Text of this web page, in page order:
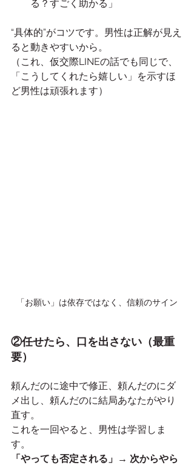
る？すごく助かる」
“具体的”がコツです。男性は正解が見え
ると動きやすいから。
（これ、仮交際LINEの話でも同じで、
「こうしてくれたら嬉しい」を示すほ
ど男性は頑張れます）
「お願い」は依存ではなく、信頼のサイン
②任せたら、口を出さない（最重
要）
頼んだのに途中で修正、頼んだのにダ
メ出し、頼んだのに結局あなたがやり
直す。
これを一回やると、男性は学習しま
す。
「やっても否定される」→ 次からやら